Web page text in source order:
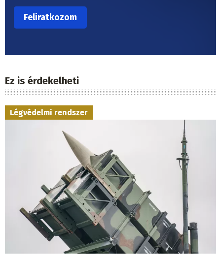
Ez is érdekelheti
Légvédelmi rendszer